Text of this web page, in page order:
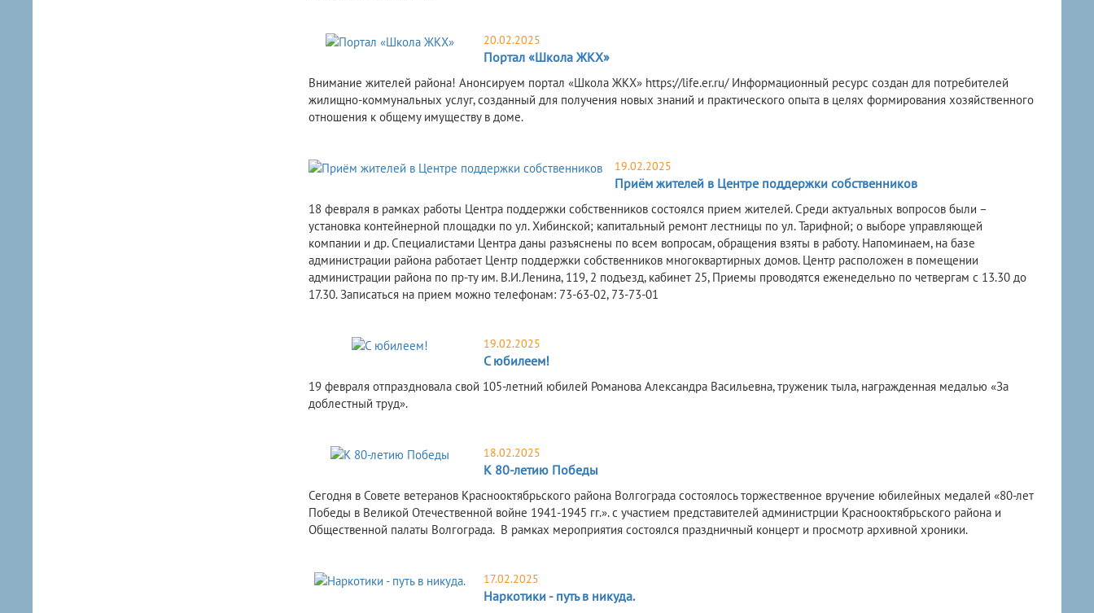
20.02.2025
Портал «Школа ЖКХ»
Внимание жителей района! Анонсируем портал «Школа ЖКХ» https://life.er.ru/ Информационный ресурс создан для потребителей
жилищно-коммунальных услуг, созданный для получения новых знаний и практического опыта в целях формирования хозяйственного
отношения к общему имуществу в доме.
19.02.2025
Приём жителей в Центре поддержки собственников
18 февраля в рамках работы Центра поддержки собственников состоялся прием жителей. Среди актуальных вопросов были –
установка контейнерной площадки по ул. Хибинской; капитальный ремонт лестницы по ул. Тарифной; о выборе управляющей
компании и др. Специалистами Центра даны разъяснены по всем вопросам, обращения взяты в работу. Напоминаем, на базе
администрации района работает Центр поддержки собственников многоквартирных домов. Центр расположен в помещении
администрации района по пр-ту им. В.И.Ленина, 119, 2 подъезд, кабинет 25, Приемы проводятся еженедельно по четвергам с 13.30 до
17.30. Записаться на прием можно телефонам: 73-63-02, 73-73-01
19.02.2025
С юбилеем!
19 февраля отпраздновала свой 105-летний юбилей Романова Александра Васильевна, труженик тыла, награжденная медалью «За
доблестный труд».
18.02.2025
К 80-летию Победы
Сегодня в Совете ветеранов Краснооктябрьского района Волгограда состоялось торжественное вручение юбилейных медалей «80-лет
Победы в Великой Отечественной войне 1941-1945 гг.». с участием представителей администрции Краснооктябрьского района и
Общественной палаты Волгограда. В рамках мероприятия состоялся праздничный концерт и просмотр архивной хроники.
17.02.2025
Наркотики - путь в никуда.